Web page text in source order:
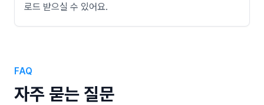
로드 받으실 수 있어요.
FAQ
자주 묻는 질문